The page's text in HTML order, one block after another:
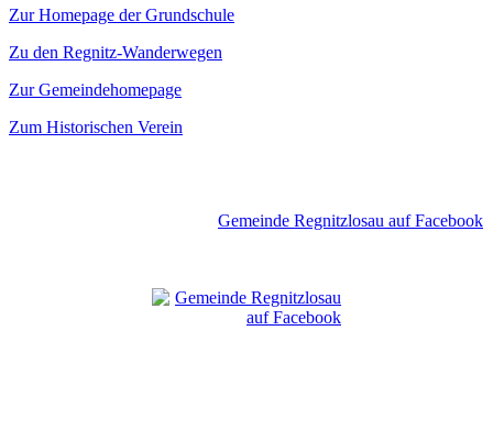
Zur Homepage der Grundschule
Zu den Regnitz-Wanderwegen
Zur Gemeindehomepage
Zum Historischen Verein
Gemeinde Regnitzlosau auf Facebook